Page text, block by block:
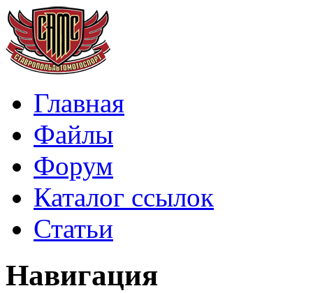
Главная
Файлы
Форум
Каталог ссылок
Статьи
Навигация